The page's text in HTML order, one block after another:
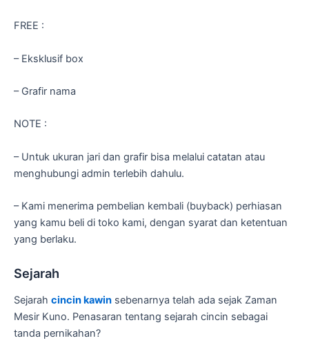
FREE :
– Eksklusif box
– Grafir nama
NOTE :
– Untuk ukuran jari dan grafir bisa melalui catatan atau
menghubungi admin terlebih dahulu.
– Kami menerima pembelian kembali (buyback) perhiasan
yang kamu beli di toko kami, dengan syarat dan ketentuan
yang berlaku.
Sejarah
Sejarah cincin kawin sebenarnya telah ada sejak Zaman
Mesir Kuno. Penasaran tentang sejarah cincin sebagai
tanda pernikahan?